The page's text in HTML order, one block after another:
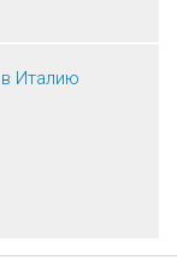
Италию